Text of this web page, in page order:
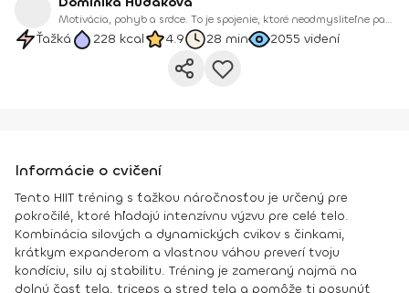
Motivácia, pohyb a srdce. To je spojenie, ktoré neodmysliteľne patrí k Domi, našej novej trénerke na Fitshakeri.
Ťažká 228 kcal 4.9 28 min 2055 videní
Informácie o cvičení
Tento HIIT tréning s ťažkou náročnosťou je určený pre
pokročilé, ktoré hľadajú intenzívnu výzvu pre celé telo.
Kombinácia silových a dynamických cvikov s činkami,
krátkym expanderom a vlastnou váhou preverí tvoju
kondíciu, silu aj stabilitu. Tréning je zameraný najmä na
dolnú časť tela, triceps a stred tela a pomôže ti posunúť